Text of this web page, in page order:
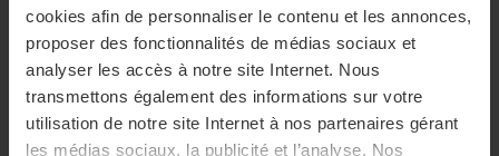
cookies afin de personnaliser le contenu et les annonces,
proposer des fonctionnalités de médias sociaux et
analyser les accès à notre site Internet. Nous
transmettons également des informations sur votre
utilisation de notre site Internet à nos partenaires gérant
les médias sociaux, la publicité et l’analyse. Nos